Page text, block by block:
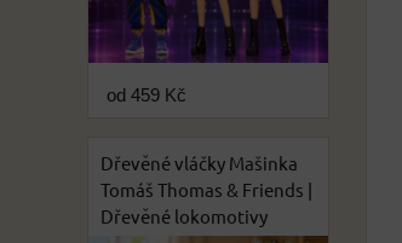
od 459 Kč
Dřevěné vláčky Mašinka
Tomáš Thomas & Friends |
Dřevěné lokomotivy